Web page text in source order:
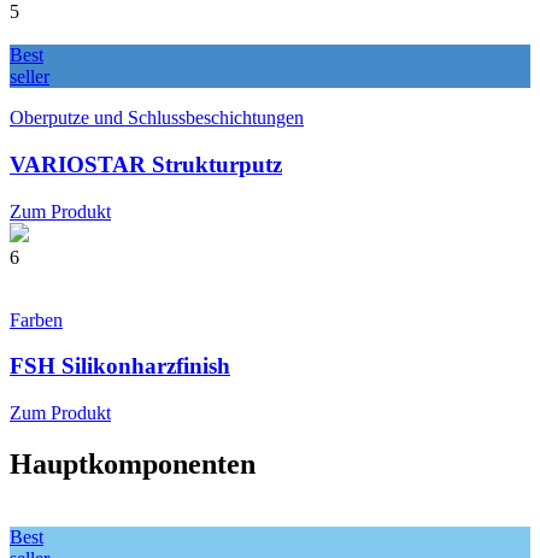
5
Best
seller
Oberputze und Schlussbeschichtungen
VARIOSTAR Strukturputz
Zum Produkt
6
Farben
FSH Silikonharzfinish
Zum Produkt
Hauptkomponenten
Best